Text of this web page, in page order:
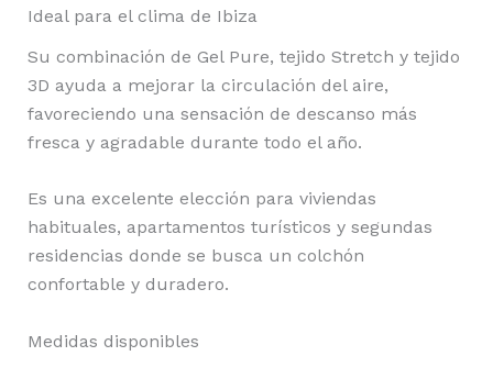
Ideal para el clima de Ibiza
Su combinación de Gel Pure, tejido Stretch y tejido
3D ayuda a mejorar la circulación del aire,
favoreciendo una sensación de descanso más
fresca y agradable durante todo el año.
Es una excelente elección para viviendas
habituales, apartamentos turísticos y segundas
residencias donde se busca un colchón
confortable y duradero.
Medidas disponibles